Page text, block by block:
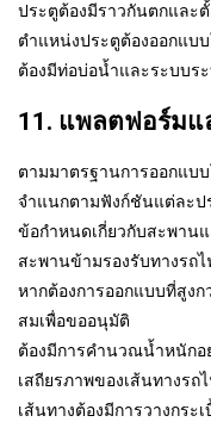
ประตูต้องมีราวกันตกและ
ตำแหน่งประตูต้องออกแบ
ต้องมีท่อบ่อน้ำและระบบร
11. แพลตฟอร์มแ
ตามมาตรฐานการออกแบ
จำแนกตามฟังก์ชันแต่ละป
ข้อกำหนดเกี่ยวกับสะพาน
สะพานข้ามรองรับทางรถ
หากต้องการออกแบบที่สูง
สมเพื่อขออนุมัติ
ต้องมีการคำนวณน้ำหนักอ
เสถียรภาพของเส้นทางรถ
เส้นทางต้องมีการวางกระเ